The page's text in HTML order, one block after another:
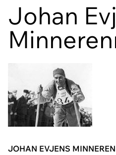
Johan
JOHAN EVJENS